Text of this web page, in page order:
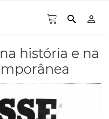
search person_outline
história e na